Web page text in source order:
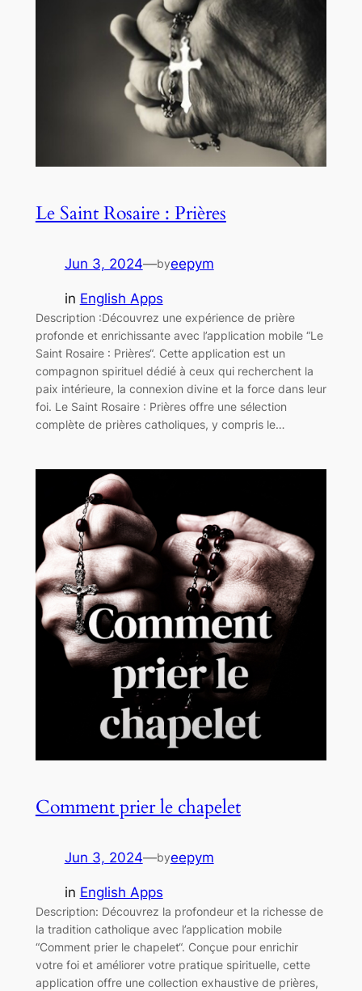
Le Saint Rosaire : Prières
Jun 3, 2024—byeepym
in English Apps
Description :Découvrez une expérience de prière
profonde et enrichissante avec l’application mobile “Le
Saint Rosaire : Prières“. Cette application est un
compagnon spirituel dédié à ceux qui recherchent la
paix intérieure, la connexion divine et la force dans leur
foi. Le Saint Rosaire : Prières offre une sélection
complète de prières catholiques, y compris le…
Comment prier le chapelet
Jun 3, 2024—byeepym
in English Apps
Description: Découvrez la profondeur et la richesse de
la tradition catholique avec l’application mobile
“Comment prier le chapelet“. Conçue pour enrichir
votre foi et améliorer votre pratique spirituelle, cette
application offre une collection exhaustive de prières,